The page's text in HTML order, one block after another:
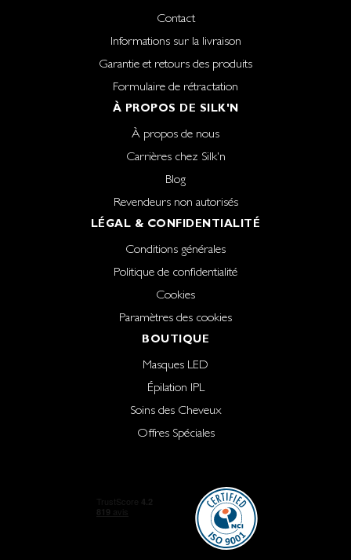
Contact
Informations sur la livraison
Garantie et retours des produits
Formulaire de rétractation
À PROPOS DE SILK'N
À propos de nous
Carrières chez Silk'n
Blog
Revendeurs non autorisés
LÉGAL & CONFIDENTIALITÉ
Conditions générales
Politique de confidentialité
Cookies
Paramètres des cookies
BOUTIQUE
Masques LED
Épilation IPL
Soins des Cheveux
Offres Spéciales